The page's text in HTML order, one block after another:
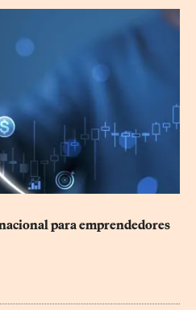
para emprendedores